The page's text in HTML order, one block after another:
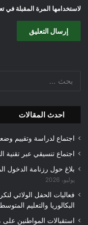
لاستخدامها المرة المقبلة في
احدث المقالات
اجتماع لدراسة وتقييم
اجتماع تنسيقي عبر تقنية
بلاغ حول رزنامة الدخول
يوليو، 2026
فعاليات الحفل الولائي
البكالوريا والتعليم المتوسط
استقبالات المواطنين